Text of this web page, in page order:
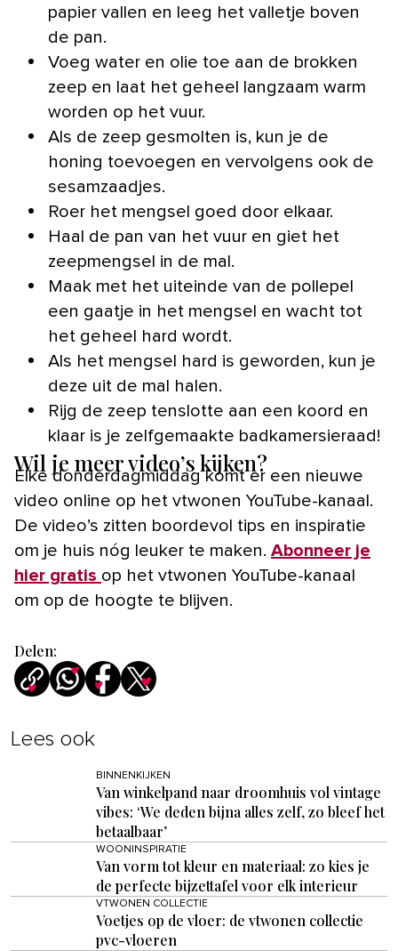
papier vallen en leeg het valletje boven
de pan.
Voeg water en olie toe aan de brokken
zeep en laat het geheel langzaam warm
worden op het vuur.
Als de zeep gesmolten is, kun je de
honing toevoegen en vervolgens ook de
sesamzaadjes.
Roer het mengsel goed door elkaar.
Haal de pan van het vuur en giet het
zeepmengsel in de mal.
Maak met het uiteinde van de pollepel
een gaatje in het mengsel en wacht tot
het geheel hard wordt.
Als het mengsel hard is geworden, kun je
deze uit de mal halen.
Rijg de zeep tenslotte aan een koord en
klaar is je zelfgemaakte badkamersieraad!
Wil je meer video’s kijken?
Elke donderdagmiddag komt er een nieuwe
video online op het vtwonen YouTube-kanaal.
De video’s zitten boordevol tips en inspiratie
om je huis nóg leuker te maken. Abonneer je
hier gratis op het vtwonen YouTube-kanaal
om op de hoogte te blijven.
Delen:
Lees ook
BINNENKIJKEN
Van winkelpand naar droomhuis vol vintage
vibes: ‘We deden bijna alles zelf, zo bleef het
betaalbaar’
WOONINSPIRATIE
Van vorm tot kleur en materiaal: zo kies je
de perfecte bijzettafel voor elk interieur
VTWONEN COLLECTIE
Voetjes op de vloer: de vtwonen collectie
pvc-vloeren